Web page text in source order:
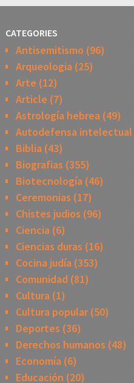
CATEGORIES
Antisemitismo (96)
Arqueologia(25)
Arte (12)
Article (7)
Astrología hebrea(49)
Autodefensa intelectual
Biblia(43)
Biografias (355)
Biotecnología(46)
Ceremonias (17)
Chistes judios (96)
Ciencia(6)
Ciencias duras (16)
Cocina judía(353)
Comunidad(81)
Cultura(1)
Cultura popular(50)
Deportes (36)
Derechos humanos (48)
Economía(6)
Educación (20)